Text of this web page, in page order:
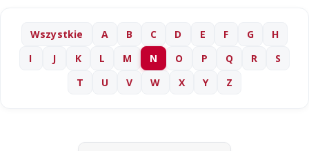
Wszystkie A B C D E F G
H
I
J K L M N O P Q R
S
T
U V W X Y Z